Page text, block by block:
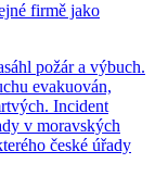
firmě jako
požár a výbuch.
evakuován,
Incident
v moravských
české úřady